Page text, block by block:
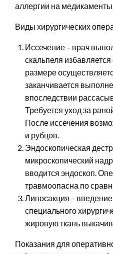
аллергии на
Виды хирургических
Иссечение – врач
скальпеля
размере
заканчивается
впоследствии
Требуется уход за
После иссечения
и рубцов.
Эндоскопическая
микроскопический
вводится эндоскоп.
травмоопасна по
Липосакция –
специального
жировую ткань
Показания для